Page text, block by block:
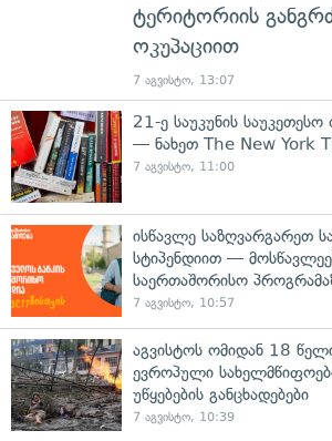
ტერიტორიის
ოკუპაციით
7 აგვისტო, 13:07
21-ე საუკუნის
— ნახეთ The New York
7 აგვისტო, 11:00
ისწავლე საზღვარგარეთ
სტიპენდიით —
საერთაშორისო
7 აგვისტო, 10:57
აგვისტოს ომიდან 18
ევროპული
უწყებების განცხადებები
7 აგვისტო, 10:39